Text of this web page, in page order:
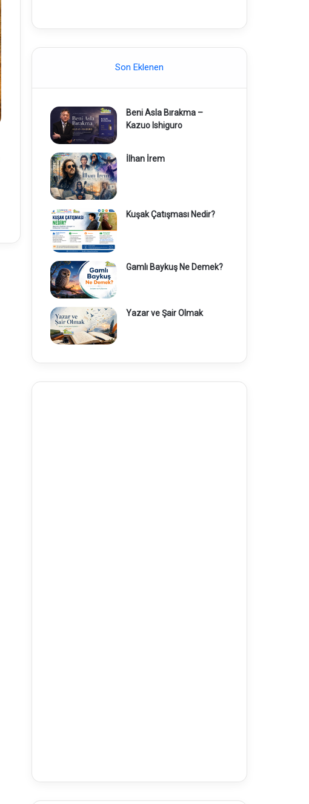
Son Eklenen
Beni Asla Bırakma –
Kazuo Ishiguro
İlhan İrem
Kuşak Çatışması Nedir?
Gamlı Baykuş Ne Demek?
Yazar ve Şair Olmak